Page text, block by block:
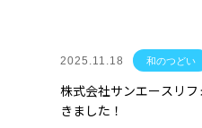
2025.11.18 和のつどい
株式会社サンエースリ
きました！